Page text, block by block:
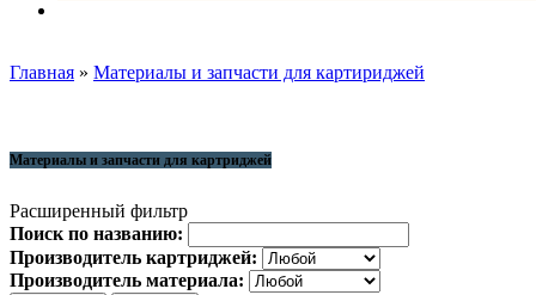
Главная » Материалы и запчасти для картириджей
Материалы и запчасти для картриджей
Расширенный фильтр
Поиск по названию:
Производитель картриджей:
Производитель материала: